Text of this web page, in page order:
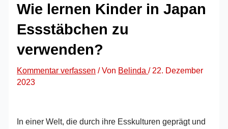
Wie lernen Kinder in Japan
Essstäbchen zu
verwenden?
Kommentar verfassen / Von Belinda/ 22. Dezember
2023
In einer Welt, die durch ihre Esskulturen geprägt und